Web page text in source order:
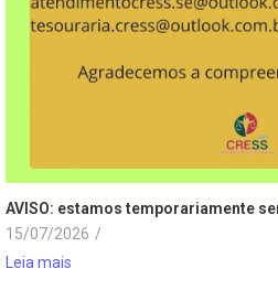
AVISO: estamos temporariamente
15/07/2026 /
Leia mais